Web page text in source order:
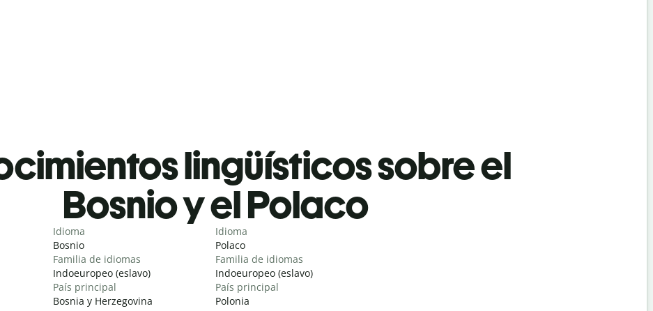
lingüísticos sobre el
Bosnio y el Polaco
Idioma
Bosnio
Familia de idiomas
Indoeuropeo (eslavo)
País principal
Bosnia y Herzegovina
Idioma
Polaco
Familia de idiomas
Indoeuropeo (eslavo)
País principal
Polonia